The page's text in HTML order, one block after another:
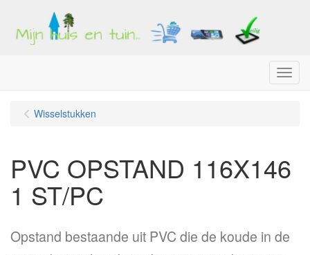
Menu
Wisselstukken
PVC OPSTAND 116X146
1 ST/PC
Opstand bestaande uit PVC die de koude in de